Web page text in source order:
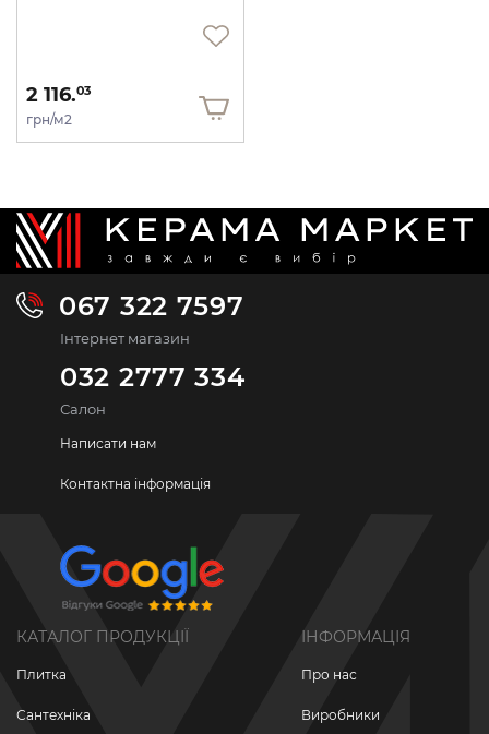
2 116.03
грн/м2
067 322 7597
Інтернет магазин
032 2777 334
Салон
Написати нам
Контактна інформація
КАТАЛОГ ПРОДУКЦІЇ
Плитка
Сантехніка
ІНФОРМАЦІЯ
Про нас
Виробники